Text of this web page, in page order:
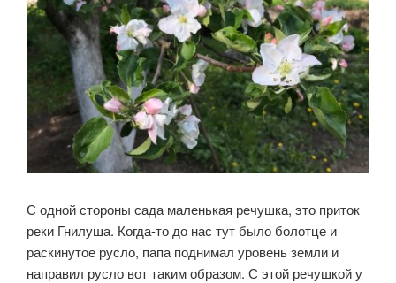
С одной стороны сада маленькая речушка, это приток
реки Гнилуша. Когда-то до нас тут было болотце и
раскинутое русло, папа поднимал уровень земли и
направил русло вот таким образом. С этой речушкой у